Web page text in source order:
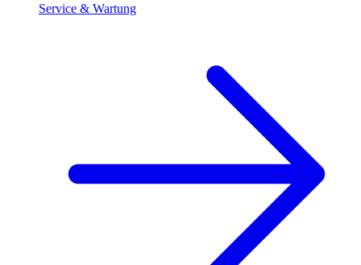
Service & Wartung